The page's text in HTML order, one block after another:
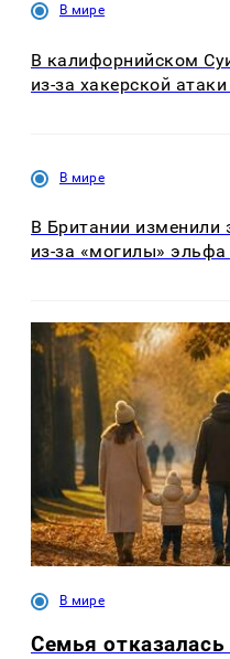
В мире
В калифорнийском
из-за хакерской
В мире
В Британии изменили
из-за «могилы»
В мире
Семья